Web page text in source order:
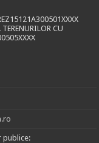
CU
publice: